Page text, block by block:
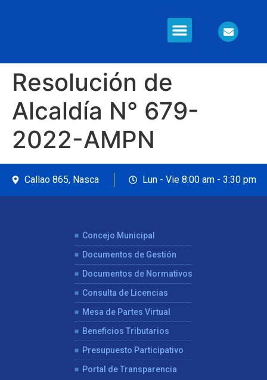
Resolución de
Alcaldía N° 679-
2022-AMPN
Callao 865, Nasca Lun - Vie 8:00 am - 3:30 pm
Concejo Municipal
Documentos de Gestión
Documentos de Normativos
Consulta de Licencias
Mesa de Partes Virtual
Beneficios Tributarios
Presupuesto Participativo
Portal de Transparencia